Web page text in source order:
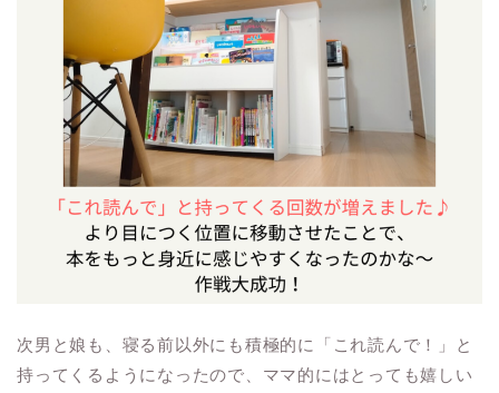
次男と娘も、寝る前以外にも積極的に「これ読んで！」と
持ってくるようになったので、ママ的にはとっても嬉しい